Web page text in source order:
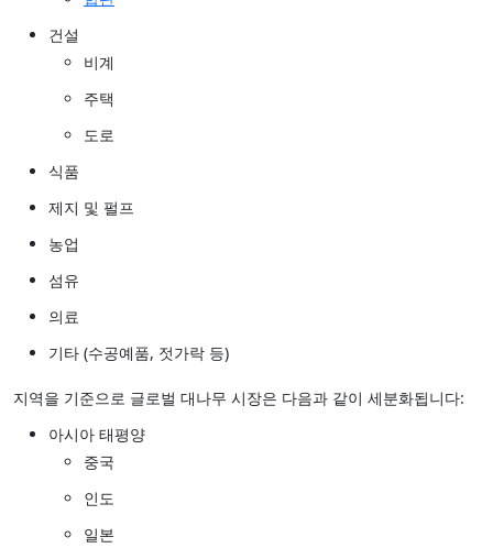
건설
비계
주택
도로
식품
제지 및 펄프
농업
섬유
의료
기타 (수공예품, 젓가락 등)
지역을 기준으로 글로벌 대나무 시장은 다음과 같이 세분화됩니다:
아시아 태평양
중국
인도
일본